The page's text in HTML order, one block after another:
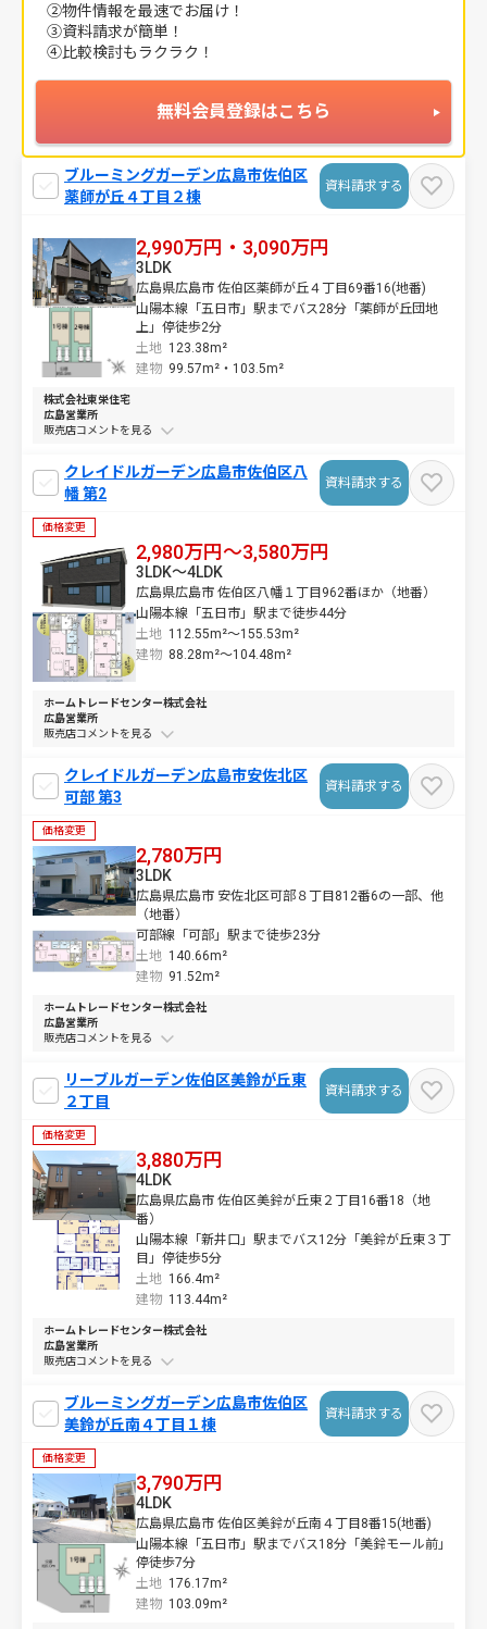
ブルーミングガーデン広島市佐伯区
薬師が丘４丁目２棟
資料請求する
2,990万円・3,090万円
広島県広島市 佐伯区薬師が丘４丁目69番16(地番)
山陽本線「五日市」駅までバス28分「薬師が丘団地
上」停徒歩2分
土地 123.38m²
3LDK
建物 99.57m²・ 103.5m²
株式会社東栄住宅
広島営業所
販売店コメントを
クレイドルガーデン広島市佐伯区八
幡 第2
資料請求する
価格変更
2,980万円～3,580万円
広島県広島市 佐伯区八幡１丁目962番ほか（地番）
山陽本線「五日市」駅まで徒歩44分
土地 112.55m²～155.53m²
3LDK～4LDK
建物 88.28m²～104.48m²
ホームトレードセンター株式会社
広島営業所
販売店コメントを
クレイドルガーデン広島市安佐北区
可部 第3
資料請求する
価格変更
2,780万円
広島県広島市 安佐北区可部８丁目812番6の一部、他
（地番）
可部線「可部」駅まで徒歩23分
土地 140.66m²
3LDK
建物 91.52m²
ホームトレードセンター株式会社
広島営業所
販売店コメントを
リーブルガーデン佐伯区美鈴が丘東
２丁目
資料請求する
価格変更
3,880万円
広島県広島市 佐伯区美鈴が丘東２丁目16番18（地
番）
山陽本線「新井口」駅までバス12分「美鈴が丘東３丁
目」停徒歩5分
土地 166.4m²
4LDK
建物 113.44m²
ホームトレードセンター株式会社
広島営業所
販売店コメントを
ブルーミングガーデン広島市佐伯区
美鈴が丘南４丁目１棟
資料請求する
価格変更
3,790万円
広島県広島市 佐伯区美鈴が丘南４丁目8番15(地番)
山陽本線「五日市」駅までバス18分「美鈴モール前」
停徒歩7分
土地 176.17m²
4LDK
建物 103.09m²
②物件情報を最速でお届け！
③資料請求が簡単！
④比較検討もラクラク！
無料会員登録はこちら